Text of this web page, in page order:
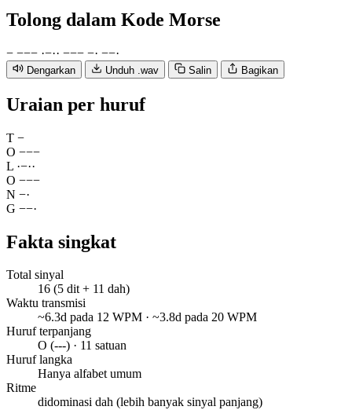
Tolong dalam Kode Morse
− −−− ·−·· −−− −· −−·
Dengarkan Unduh .wav Salin Bagikan
Uraian per huruf
T −
O −−−
L ·−··
O −−−
N −·
G −−·
Fakta singkat
Total sinyal
16 (5 dit + 11 dah)
Waktu transmisi
~6.3d pada 12 WPM · ~3.8d pada 20 WPM
Huruf terpanjang
O (---) · 11 satuan
Huruf langka
Hanya alfabet umum
Ritme
didominasi dah (lebih banyak sinyal panjang)